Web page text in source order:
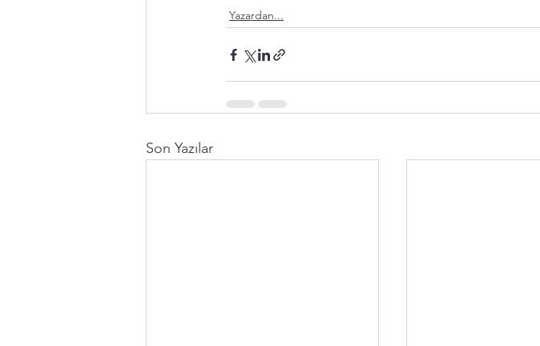
Yazardan...
Son Yazılar